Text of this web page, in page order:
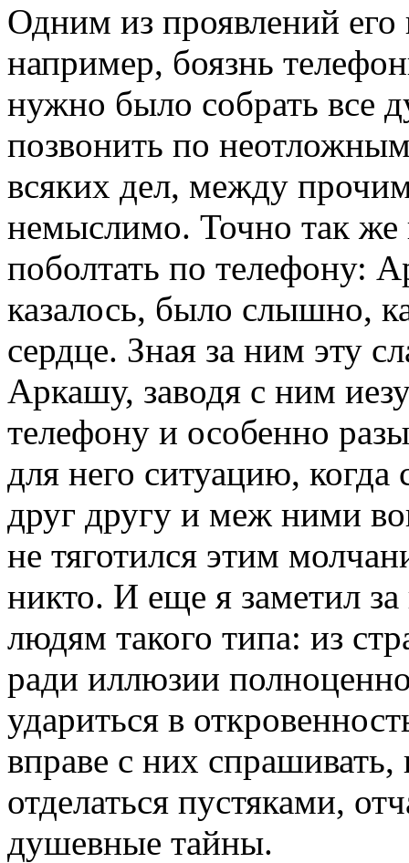
Одним из проявлений его
например, боязнь
нужно было собрать все
позвонить по
всяких дел, между
немыслимо. Точно так же
поболтать по телефону:
казалось, было слышно,
сердце. Зная за ним эту
Аркашу, заводя с ним
телефону и особенно
для него ситуацию, когда
друг другу и меж ними
не тяготился этим
никто. И еще я заметил
людям такого типа: из
ради иллюзии
удариться в
вправе с них
отделаться пустяками,
душевные тайны.